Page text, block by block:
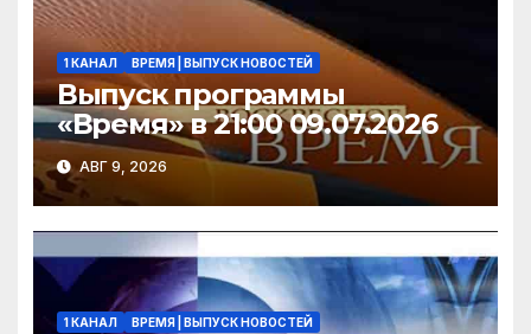
1 КАНАЛ ВРЕМЯ | ВЫПУСК НОВОСТЕЙ
Выпуск программы
«Время» в 21:00 09.07.2026
АВГ 9, 2026
1 КАНАЛ ВРЕМЯ | ВЫПУСК НОВОСТЕЙ